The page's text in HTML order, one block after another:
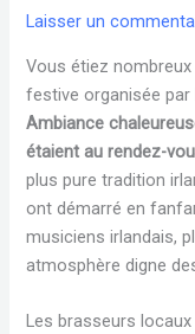
Laisser un
Vous étiez
festive organisée
Ambiance
étaient au rendez-
plus pure tradition
ont démarré en
musiciens irlandais,
atmosphère digne
Les brasseurs